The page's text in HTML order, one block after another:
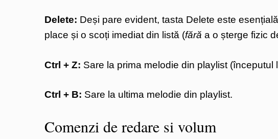
Delete: Deși pare evident, tasta Delete este
place și o scoți imediat din listă (fără a o șterge fizic
Ctrl + Z: Sare la prima melodie din playlist (începutul
Ctrl + B: Sare la ultima melodie din playlist.
Comenzi de redare si volum